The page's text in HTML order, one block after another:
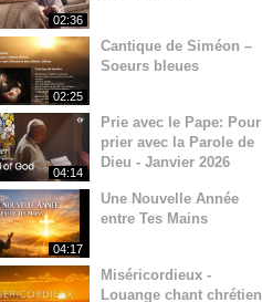
02:36
02:25
Cantique de Siméon –
Soeurs bleues
04:14
Prie avec le Pape: Pour
prier avec la Parole de
Dieu - Janvier 2026
04:17
Une Nouvelle Année
entre Tes Mains
Miséricordieux -
Louange chant chrétien